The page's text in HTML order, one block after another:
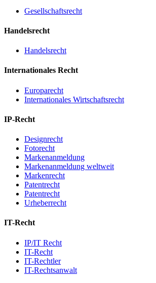
Gesellschaftsrecht
Handelsrecht
Handelsrecht
Internationales Recht
Europarecht
Internationales Wirtschaftsrecht
IP-Recht
Designrecht
Fotorecht
Markenanmeldung
Markenanmeldung weltweit
Markenrecht
Patentrecht
Patentrecht
Urheberrecht
IT-Recht
IP/IT Recht
IT-Recht
IT-Rechtler
IT-Rechtsanwalt